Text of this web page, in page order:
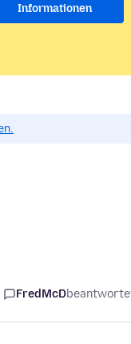
Informationen
FredMcD